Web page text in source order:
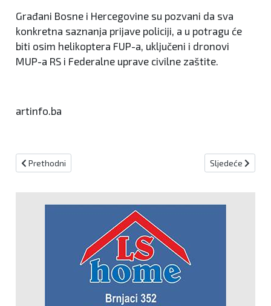
Građani Bosne i Hercegovine su pozvani da sva
konkretna saznanja prijave policiji, a u potragu će
biti osim helikoptera FUP-a, uključeni i dronovi
MUP-a RS i Federalne uprave civilne zaštite.
artinfo.ba
Prethodni članak: Dujmović: Mladi na EYOF-u pokazuju nam
Prethodni Sljedeći članak:
Sljedeće